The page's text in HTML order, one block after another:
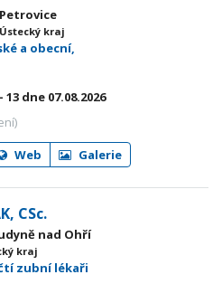
Petrovice
kraj
a obecní,
13 dne 07.08.2026
Web Galerie
CSc.
nad Ohří
kraj
zubní lékaři